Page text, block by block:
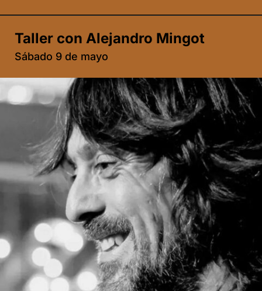
Taller con Alejandro Mingot
Sábado 9 de mayo